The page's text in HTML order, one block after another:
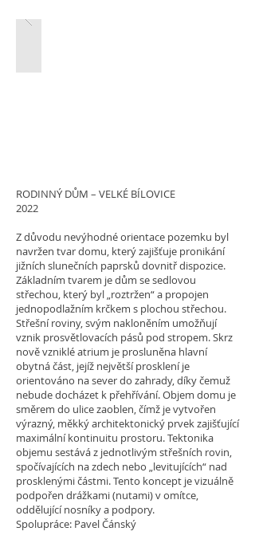
RODINNÝ DŮM – VELKÉ BÍLOVICE
2022
Z důvodu nevýhodné orientace pozemku byl
navržen tvar domu, který zajišťuje pronikání
jižních slunečních paprsků dovnitř dispozice.
Základním tvarem je dům se sedlovou
střechou, který byl „roztržen“ a propojen
jednopodlažním krčkem s plochou střechou.
Střešní roviny, svým nakloněním umožňují
vznik prosvětlovacích pásů pod stropem. Skrz
nově vzniklé atrium je prosluněna hlavní
obytná část, jejíž největší prosklení je
orientováno na sever do zahrady, díky čemuž
nebude docházet k přehřívání. Objem domu je
směrem do ulice zaoblen, čímž je vytvořen
výrazný, měkký architektonický prvek zajišťující
maximální kontinuitu prostoru. Tektonika
objemu sestává z jednotlivým střešních rovin,
spočívajících na zdech nebo „levitujících“ nad
prosklenými částmi. Tento koncept je vizuálně
podpořen drážkami (nutami) v omítce,
oddělující nosníky a podpory.
Spolupráce: Pavel Čánský